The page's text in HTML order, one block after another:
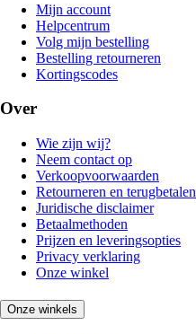
Mijn account
Helpcentrum
Volg mijn bestelling
Bestelling retourneren
Kortingscodes
Over
Wie zijn wij?
Neem contact op
Verkoopvoorwaarden
Retourneren en terugbetalen
Juridische disclaimer
Betaalmethoden
Prijzen en leveringsopties
Privacy verklaring
Onze winkel
Onze winkels